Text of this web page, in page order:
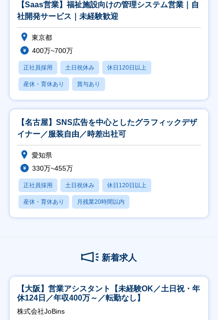
【Saas営業】福祉施設向けの管理システム営業｜自
社開発サービス｜未経験歓迎
東京都
400万~700万
正社員採用 土日祝休み 休日120日以上
産休・育休あり 賞与あり
【名古屋】SNS広告を中心としたグラフィックデザ
イナー／服装自由／時差出社可
愛知県
330万~455万
正社員採用 土日祝休み 休日120日以上
産休・育休あり 月残業20時間以内
新着求人
【大阪】営業アシスタント【未経験OK／土日祝・年
休124日／年収400万～／転勤なし】
株式会社JoBins